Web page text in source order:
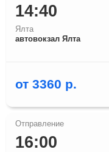
14:40
Ялта
автовокзал Ялта
от 3360 р.
16:00